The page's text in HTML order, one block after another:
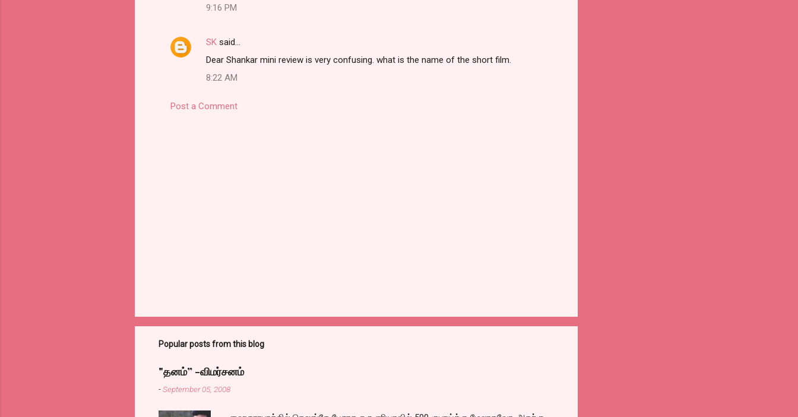
n
9:16 PM
SK said…
Dear Shankar mini review is very confusing. what is the name of the short film.
8:22 AM
Post a Comment
Popular posts from this blog
"தனம்” -விமர்சனம்
-September 05, 2008